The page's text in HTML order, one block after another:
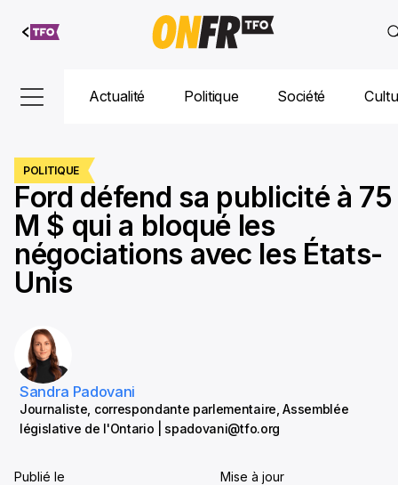
Aller au
contenu
Actualité Politique Société
POLITIQUE
Ford défend sa publicité à 75
M $ qui a bloqué les
négociations avec les États-
Unis
Sandra Padovani
Journaliste, correspondante parlementaire, Assemblée
législative de l'Ontario | spadovani@tfo.org
Publié le
Mise à jour